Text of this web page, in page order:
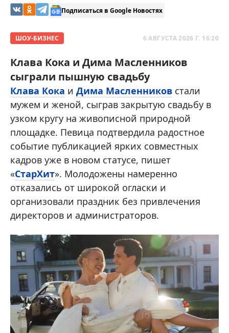
Подписаться в Google Новостях
ШОУ-БИЗНЕС 6 АВГУСТА 2026 Г. 16:20
Клава Кока и Дима Масленников
сыграли пышную свадьбу
Клава Кока и Дима Масленников стали
мужем и женой, сыграв закрытую свадьбу в
узком кругу на живописной природной
площадке. Певица подтвердила радостное
событие публикацией ярких совместных
кадров уже в новом статусе, пишет
«СтарХит». Молодожены намеренно
отказались от широкой огласки и
организовали праздник без привлечения
директоров и администраторов.